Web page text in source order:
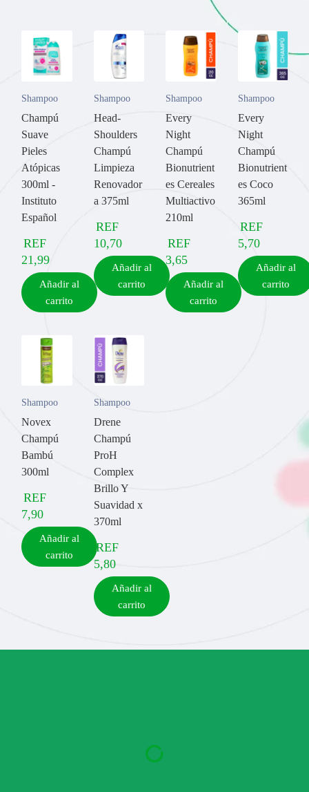
Shampoo
Champú
Suave
Pieles
Atópicas
300ml -
Instituto
Español
REF
21,99
Añadir al
carrito
Shampoo
Head-
Shoulders
Champú
Limpieza
Renovador
a 375ml
REF
10,70
Añadir al
carrito
Shampoo
Every
Night
Champú
Bionutrient
es Cereales
Multiactivo
210ml
REF
3,65
Añadir al
carrito
Shampoo
Every
Night
Champú
Bionutrient
es Coco
365ml
REF
5,70
Añadir al
carrito
Shampoo
Novex
Champú
Bambú
300ml
REF
7,90
Añadir al
carrito
Shampoo
Drene
Champú
ProH
Complex
Brillo Y
Suavidad x
370ml
REF
5,80
Añadir al
carrito